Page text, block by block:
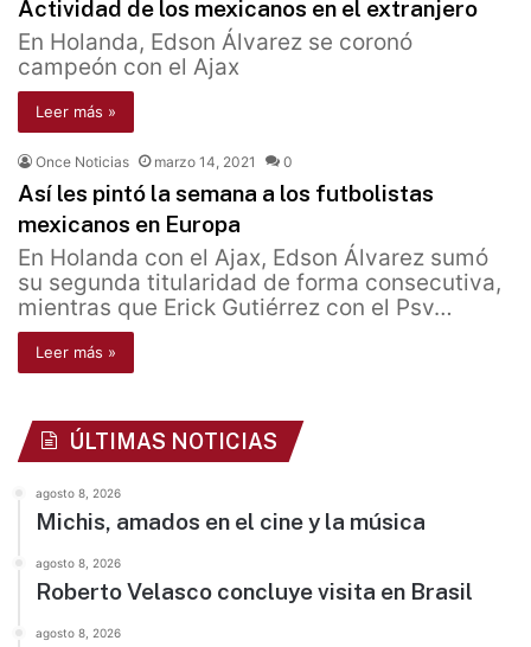
Actividad de los mexicanos en el extranjero
En Holanda, Edson Álvarez se coronó
campeón con el Ajax
Leer más »
Once Noticias marzo 14, 2021 0
Así les pintó la semana a los futbolistas
mexicanos en Europa
En Holanda con el Ajax, Edson Álvarez sumó
su segunda titularidad de forma consecutiva,
mientras que Erick Gutiérrez con el Psv…
Leer más »
ÚLTIMAS NOTICIAS
agosto 8, 2026
Michis, amados en el cine y la música
agosto 8, 2026
Roberto Velasco concluye visita en Brasil
agosto 8, 2026